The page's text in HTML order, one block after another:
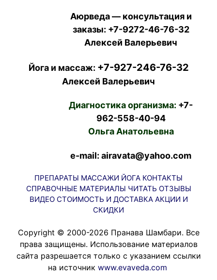
Аюрведа — консультация и
заказы: +7-9272-46-76-32
Алексей Валерьевич
Йога и массаж: +7-927-246-76-32
Алексей Валерьевич
Диагностика организма: +7-
962-558-40-94
Ольга Анатольевна
e-mail: airavata@yahoo.com
ПРЕПАРАТЫ МАССАЖИ ЙОГА КОНТАКТЫ
СПРАВОЧНЫЕ МАТЕРИАЛЫ ЧИТАТЬ ОТЗЫВЫ
ВИДЕО СТОИМОСТЬ И ДОСТАВКА АКЦИИ И
СКИДКИ
Copyright © 2000-2026 Пранава Шамбари. Все
права защищены. Использование материалов
сайта разрешается только с указанием ссылки
на источник www.evaveda.com